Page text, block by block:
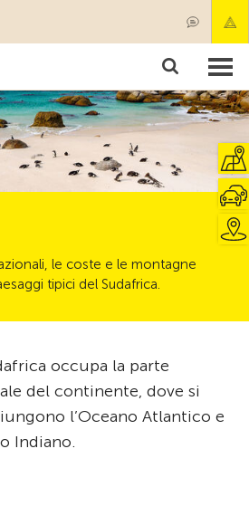
le coste e le montagne
tipici del Sudafrica.
occupa la parte
del continente, dove si
l’Oceano Atlantico e
Indiano.